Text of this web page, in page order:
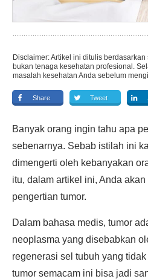
Disclaimer: Artikel ini ditulis
bukan tenaga kesehatan profesional.
masalah kesehatan Anda sebelum
Share Tweet
Banyak orang ingin tahu apa
sebenarnya. Sebab istilah ini
dimengerti oleh kebanyakan
itu, dalam artikel ini, Anda
pengertian tumor.
Dalam bahasa medis, tumor
neoplasma yang disebabkan
regenerasi sel tubuh yang
tumor semacam ini bisa jadi